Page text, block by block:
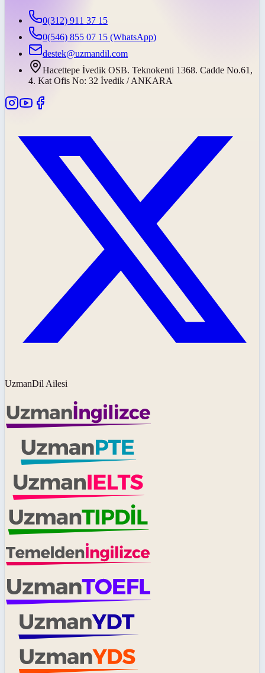
0(312) 911 37 15
0(546) 855 07 15 (WhatsApp)
destek@uzmandil.com
Hacettepe İvedik OSB. Teknokenti 1368. Cadde No.61,
4. Kat Ofis No: 32 İvedik / ANKARA
UzmanDil Ailesi